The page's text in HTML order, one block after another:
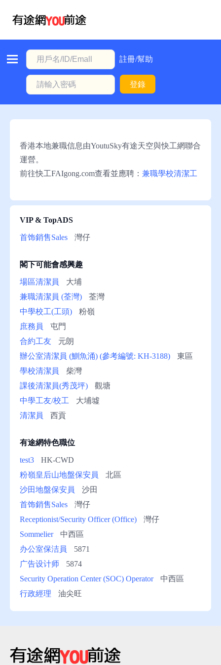
註冊/幫助
登錄
首
本
信
息
冊/
幫
助
香港本地兼職信息由YoutuSky有途天空與快工網聯合
運營。
前往快工FAIgong.com查看並應聘： 兼職學校清潔工
VIP & TopADS
首饰銷售Sales 灣仔
閣下可能會感興趣
場區清潔員
大埔
兼職清潔員 (荃灣)
荃灣
中學校工(工頭)
粉嶺
庶務員
屯門
合約工友
元朗
辦公室清潔員 (鰂魚涌) (參考編號: KH-3188)
東區
學校清潔員
柴灣
課後清潔員(秀茂坪)
觀塘
中學工友/校工
大埔墟
清潔員
西貢
有途網特色職位
test3
HK-CWD
粉嶺皇后山地盤保安員
北區
沙田地盤保安員
沙田
首饰銷售Sales
灣仔
Receptionist/Security Officer (Office)
灣仔
Sommelier
中西區
办公室保洁員
5871
广告设计师
5874
Security Operation Center (SOC) Operator
中西區
行政經理
油尖旺